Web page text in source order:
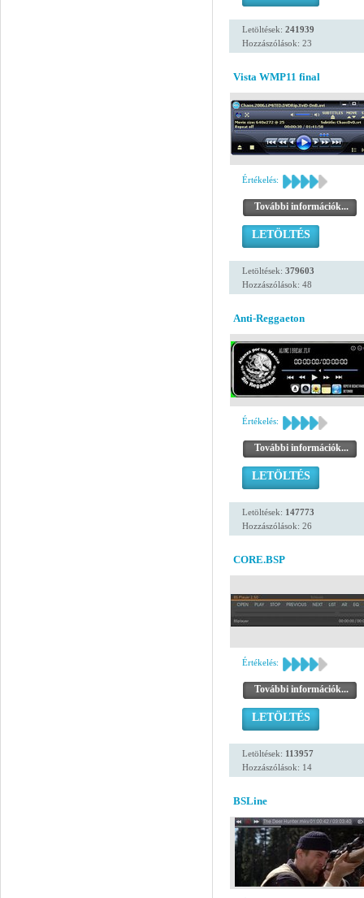
Letöltések: 241939
Hozzászólások: 23
Vista WMP11 final
Értékelés:
További információk...
LETÖLTÉS
Letöltések: 379603
Hozzászólások: 48
Anti-Reggaeton
Értékelés:
További információk...
LETÖLTÉS
Letöltések: 147773
Hozzászólások: 26
CORE.BSP
Értékelés:
További információk...
LETÖLTÉS
Letöltések: 113957
Hozzászólások: 14
BSLine